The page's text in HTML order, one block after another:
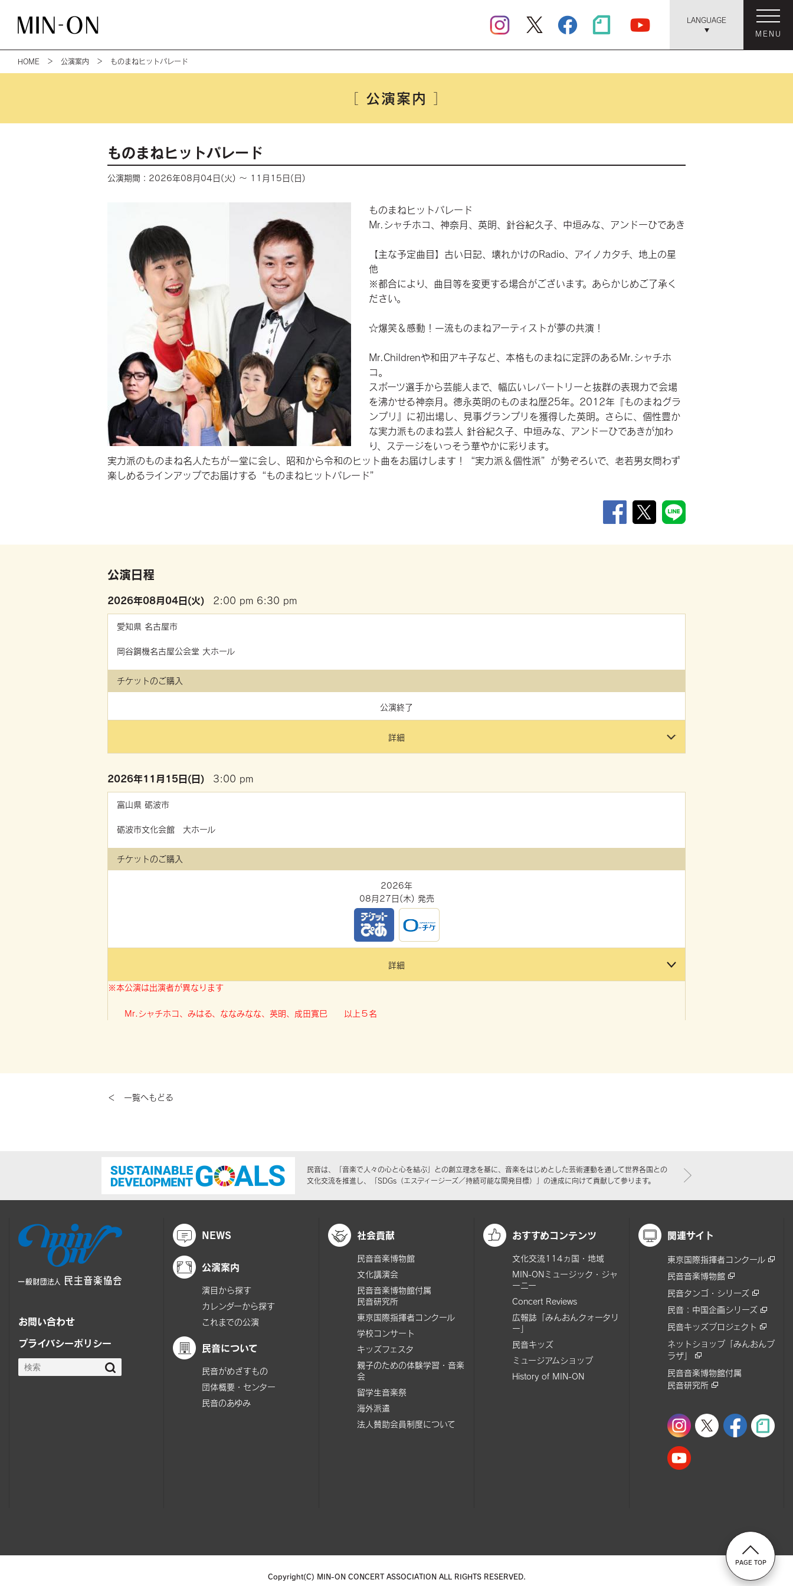
LANGUAGE
MENU
HOME ＞ 公演案内 ＞ ものまねヒットパレード
［ 公演案内 ］
ものまねヒットパレード
公演期間：2026年08月04日(火) ～ 11月15日(日)
ものまねヒットパレード
Mr.シャチホコ、神奈月、英明、針谷紀久子、中垣みな、アンドーひであき
【主な予定曲目】古い日記、壊れかけのRadio、アイノカタチ、地上の星
他
※都合により、曲目等を変更する場合がございます。あらかじめご了承く
ださい。
☆爆笑＆感動！一流ものまねアーティストが夢の共演！
Mr.Childrenや和田アキ子など、本格ものまねに定評のあるMr.シャチホ
コ。
スポーツ選手から芸能人まで、幅広いレパートリーと抜群の表現力で会場
を沸かせる神奈月。徳永英明のものまね歴25年。2012年『ものまねグラ
ンプリ』に初出場し、見事グランプリを獲得した英明。さらに、個性豊か
な実力派ものまね芸人 針谷紀久子、中垣みな、アンドーひであきが加わ
り、ステージをいっそう華やかに彩ります。
実力派のものまね名人たちが一堂に会し、昭和から令和のヒット曲をお届けします！“実力派＆個性派”が勢ぞろいで、老若男女問わず
楽しめるラインアップでお届けする“ものまねヒットパレード”
公演日程
2026年08月04日(火) 2:00 pm 6:30 pm
愛知県 名古屋市
岡谷鋼機名古屋公会堂 大ホール
チケットのご購入
公演終了
詳細
2026年11月15日(日) 3:00 pm
富山県 砺波市
砺波市文化会館 大ホール
チケットのご購入
2026年
08月27日(木) 発売
詳細
※本公演は出演者が異なります
Mr.シャチホコ、みはる、ななみなな、英明、成田寛巳 以上５名
＜ 一覧へもどる
民音は、「音楽で人々の心と心を結ぶ」との創立理念を基に、音楽をはじめとした芸術運動を通して世界各国との
文化交流を推進し、「SDGs（エスディージーズ／持続可能な開発目標）」の達成に向けて貢献して参ります。
お問い合わせ
プライバシーポリシー
NEWS
公演案内
演目から探す
カレンダーから探す
これまでの公演
民音について
民音がめざすもの
団体概要・センター
民音のあゆみ
社会貢献
民音音楽博物館
文化講演会
民音音楽博物館付属
民音研究所
東京国際指揮者コンクール
学校コンサート
キッズフェスタ
親子のための体験学習・音楽
会
留学生音楽祭
海外派遣
法人賛助会員制度について
おすすめコンテンツ
文化交流114ヵ国・地域
MIN-ONミュージック・ジャ
ーニー
Concert Reviews
広報誌「みんおんクォータリ
ー」
民音キッズ
ミュージアムショップ
History of MIN-ON
関連サイト
東京国際指揮者コンクール
民音音楽博物館
民音タンゴ・シリーズ
民音：中国企画シリーズ
民音キッズプロジェクト
ネットショップ「みんおんプ
ラザ」
民音音楽博物館付属
民音研究所
Copyright(C) MIN-ON CONCERT ASSOCIATION ALL RIGHTS RESERVED.
PAGE TOP